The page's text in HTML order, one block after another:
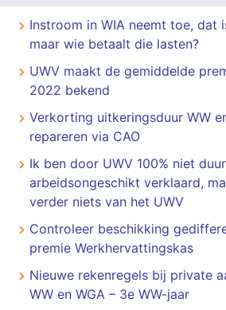
​​​​​​​Instroom in WIA neemt toe, dat
maar wie betaalt die lasten?
UWV maakt de gemiddelde
2022 bekend
Verkorting uitkeringsduur WW
repareren via CAO
Ik ben door UWV 100% niet
arbeidsongeschikt verklaard,
verder niets van het UWV
Controleer beschikking
premie Werkhervattingskas
Nieuwe rekenregels bij private
WW en WGA – 3e WW-jaar